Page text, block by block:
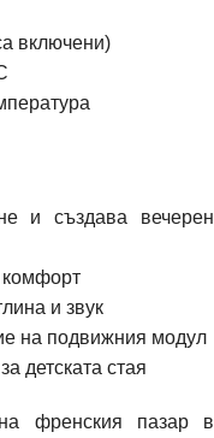
включени)
и създава вечерен
комфорт
и звук
на подвижния модул
детската стая
френския пазар в